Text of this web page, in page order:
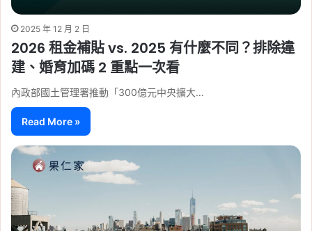
2025 年 12 月 2 日
2026 租金補貼 vs. 2025 有什麼不同？排除違
建、婚育加碼 2 重點一次看
內政部國土管理署推動「300億元中央擴大…
Read More »